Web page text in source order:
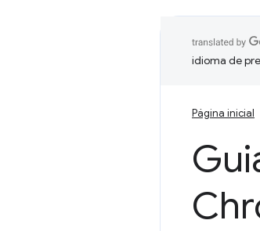
idioma de
Página inicial